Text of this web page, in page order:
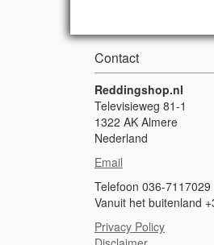
Contact
Reddingshop.nl
Televisieweg 81-1
1322 AK Almere
Nederland
Email
Telefoon 036-7117029
Vanuit het buitenland
Privacy Policy